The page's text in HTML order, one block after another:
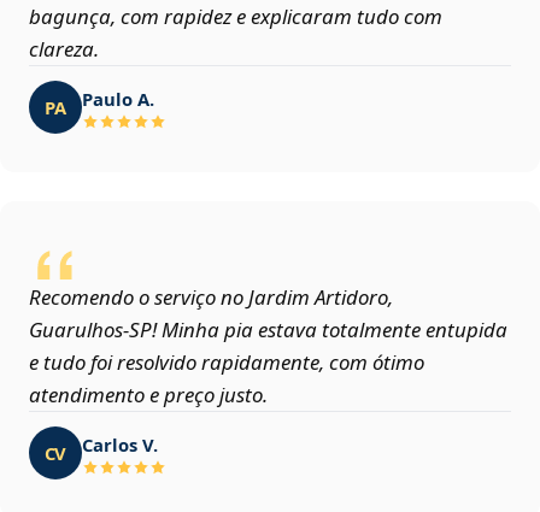
bagunça, com rapidez e explicaram tudo com
clareza.
PA Paulo A.
Recomendo o serviço no Jardim Artidoro,
Guarulhos‑SP! Minha pia estava totalmente entupida
e tudo foi resolvido rapidamente, com ótimo
atendimento e preço justo.
CV Carlos V.